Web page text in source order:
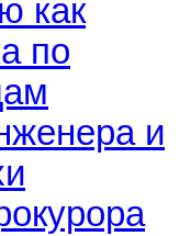
как
по
и